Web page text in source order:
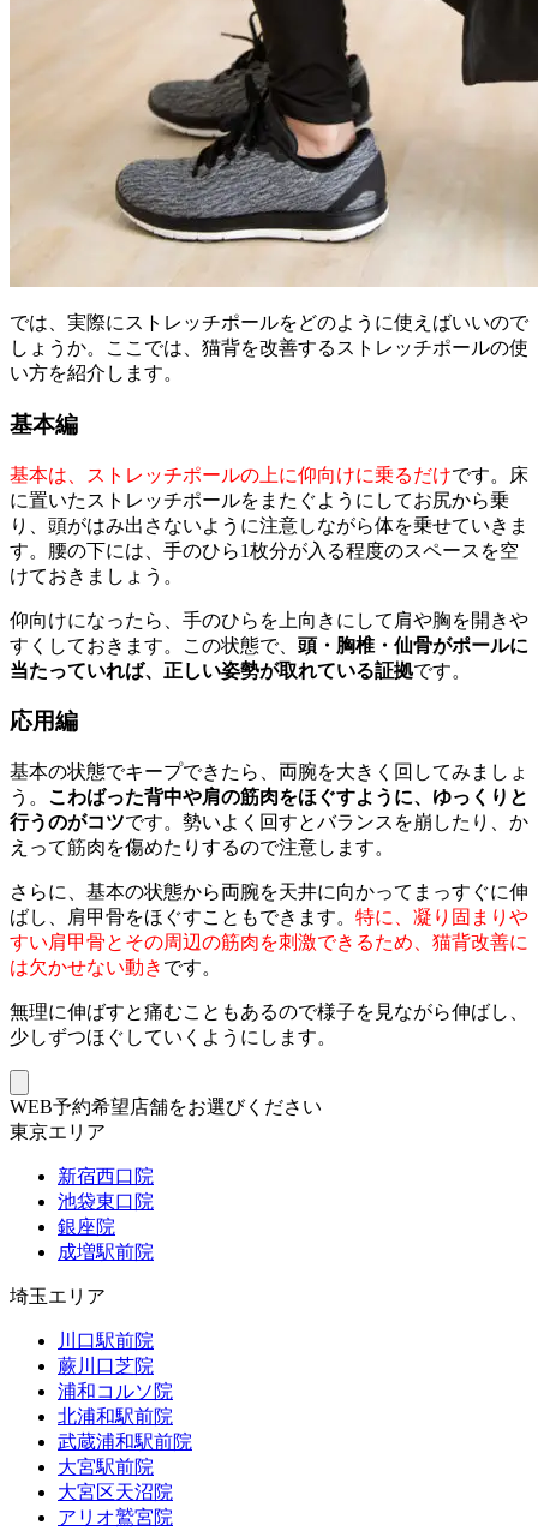
では、実際にストレッチポールをどのように使えばいいので
しょうか。ここでは、猫背を改善するストレッチポールの使
い方を紹介します。
基本編
基本は、ストレッチポールの上に仰向けに乗るだけです。床
に置いたストレッチポールをまたぐようにしてお尻から乗
り、頭がはみ出さないように注意しながら体を乗せていきま
す。腰の下には、手のひら1枚分が入る程度のスペースを空
けておきましょう。
仰向けになったら、手のひらを上向きにして肩や胸を開きや
すくしておきます。この状態で、 頭・胸椎・仙骨がポールに
当たっていれば、正しい姿勢が取れている証拠です。
応用編
基本の状態でキープできたら、両腕を大きく回してみましょ
う。 こわばった背中や肩の筋肉をほぐすように、ゆっくりと
行うのがコツです。勢いよく回すとバランスを崩したり、か
えって筋肉を傷めたりするので注意します。
さらに、基本の状態から両腕を天井に向かってまっすぐに伸
ばし、肩甲骨をほぐすこともできます。 特に、凝り固まりや
すい肩甲骨とその周辺の筋肉を刺激できるため、猫背改善に
は欠かせない動き です。
無理に伸ばすと痛むこともあるので様子を見ながら伸ばし、
少しずつほぐしていくようにします。
WEB予約希望店舗をお選びください
東京エリア
新宿西口院
池袋東口院
銀座院
成増駅前院
埼玉エリア
川口駅前院
蕨川口芝院
浦和コルソ院
北浦和駅前院
武蔵浦和駅前院
大宮駅前院
大宮区天沼院
アリオ鷲宮院